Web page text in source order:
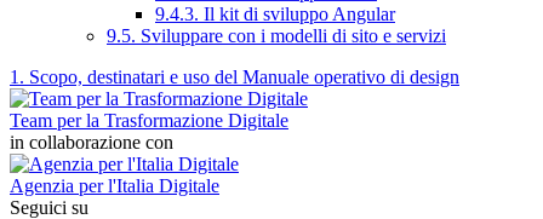
9.4.3. Il kit di sviluppo Angular
9.5. Sviluppare con i modelli di sito e servizi
1. Scopo, destinatari e uso del Manuale operativo di design
Team per la Trasformazione Digitale
in collaborazione con
Agenzia per l'Italia Digitale
Seguici su